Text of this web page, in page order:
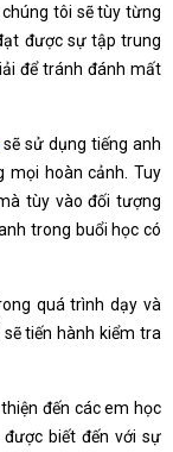
tôi sẽ tùy từng
được sự tập trung
để tránh đánh mất
sẽ sử dụng tiếng anh
mọi hoàn cảnh. Tuy
tùy vào đối tượng
trong buổi học có
quá trình dạy và
tiến hành kiểm tra
đến các em học
biết đến với sự